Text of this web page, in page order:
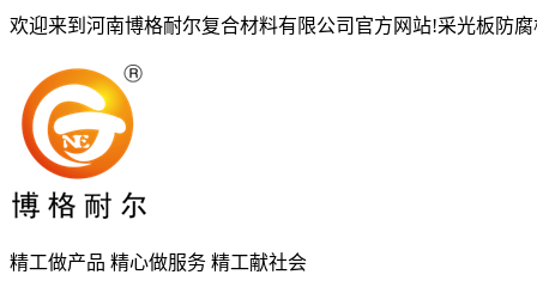
欢迎来到河南博格耐尔复合材料有限公司官方网站!采光板防
精工做产品 精心做服务 精工献社会